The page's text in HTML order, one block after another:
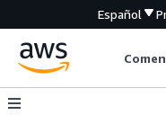
Español